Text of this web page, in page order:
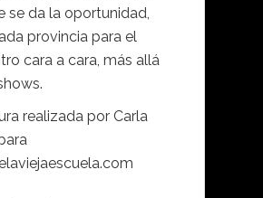
se da la oportunidad,
provincia para el
cara a cara, más allá
realizada por Carla